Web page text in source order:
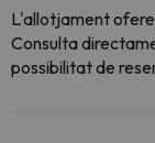
L'allotjament
Consulta
possibilitat de